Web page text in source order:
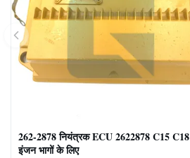
262-2878 नियंत्रक ECU 2622878 C15 C18
इंजन भागों के लिए